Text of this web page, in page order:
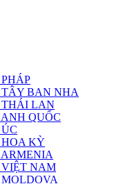
BAN NHA
LAN
QUỐC
KỲ
NAM